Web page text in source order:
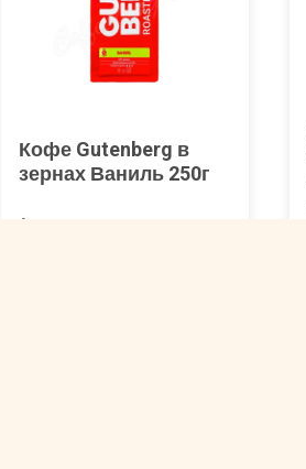
Кофе Gutenberg в
зернах Ваниль 250г
Арт. 00001008